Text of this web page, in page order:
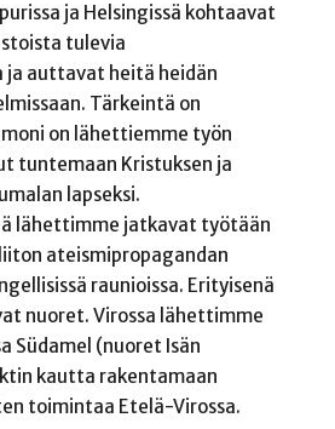
ja Helsingissä kohtaavat
tulevia
auttavat heitä heidän
Tärkeintä on
on lähettiemme työn
tuntemaan Kristuksen ja
lapseksi.
lähettimme jatkavat työtään
ateismipropagandan
raunioissa. Erityisenä
nuoret. Virossa lähettimme
Südamel (nuoret Isän
kautta rakentamaan
toimintaa Etelä-Virossa.